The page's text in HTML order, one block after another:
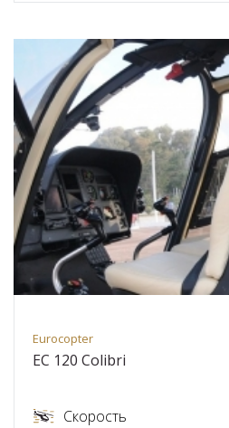
Eurocopter
ЕС 120 Colibri
Скорость